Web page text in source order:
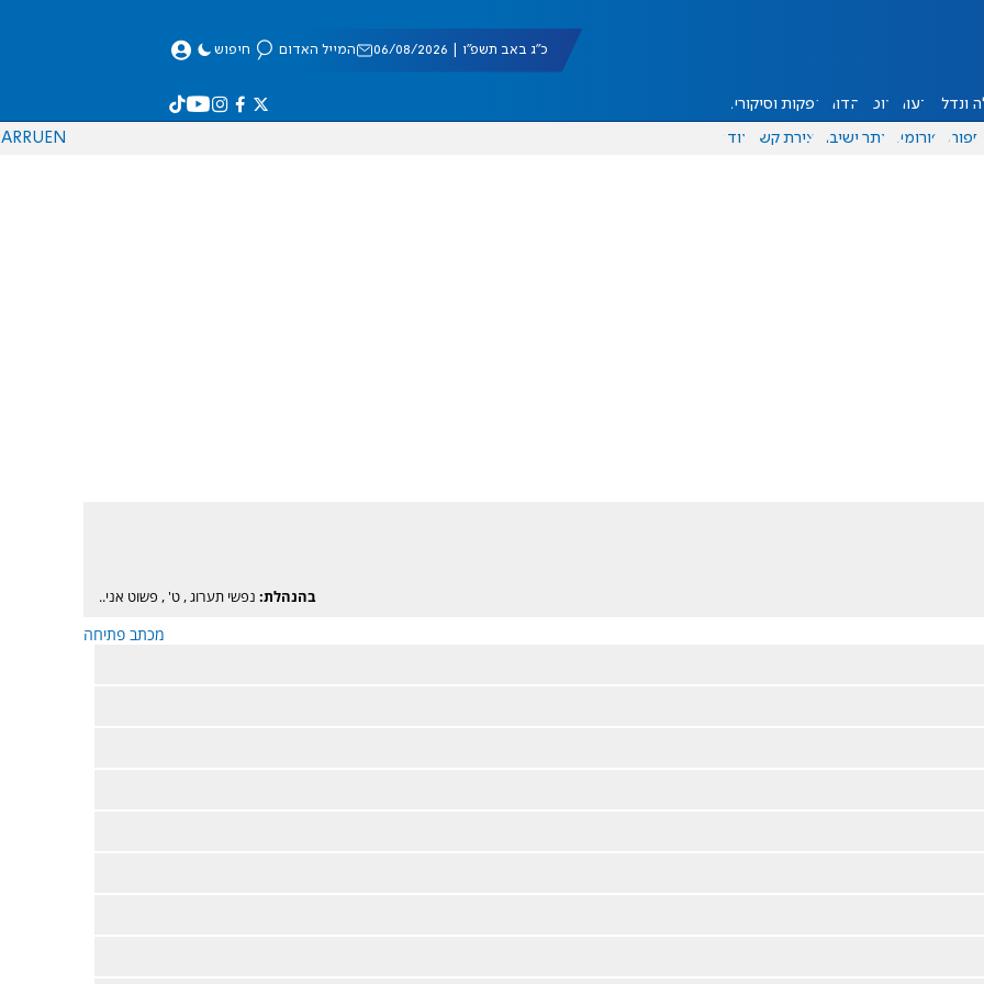
כ"ג באב תשפ"ו | 06/08/2026 המייל האדום חיפוש
ונדל"ן דעות אוכל יהדות הפקות וסיקורים
ספורט פורומים אתר ישיבה יצירת קשר עוד EN
RU
AR
בהנהלת: נפשי תערוג,ט', פשוט אני..
מכתב פתיחה